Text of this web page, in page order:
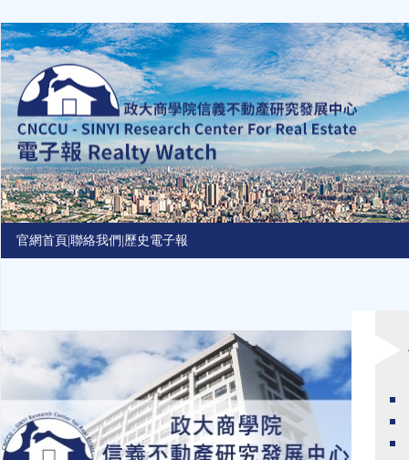
to
navigation
官網首頁 聯絡我們 歷史電子報